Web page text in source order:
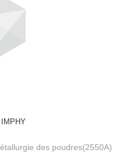
des poudres(2550A)